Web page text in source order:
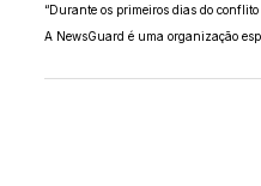
“Durante os primeiros dias do
A NewsGuard é uma organização